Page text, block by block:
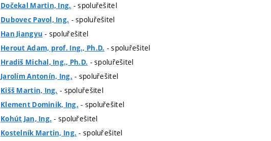
Dočekal Martin, Ing. - spoluřešitel
Dubovec Pavol, Ing. - spoluřešitel
Han Jiangyu - spoluřešitel
Herout Adam, prof. Ing., Ph.D. - spoluřešitel
Hradiš Michal, Ing., Ph.D. - spoluřešitel
Jarolím Antonín, Ing. - spoluřešitel
Kišš Martin, Ing. - spoluřešitel
Klement Dominik, Ing. - spoluřešitel
Kohút Jan, Ing. - spoluřešitel
Kostelník Martin, Ing. - spoluřešitel